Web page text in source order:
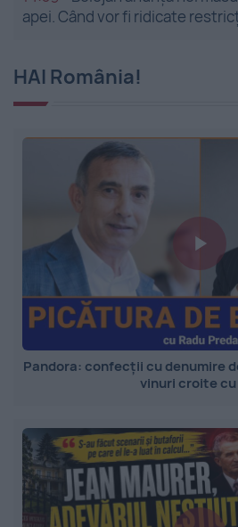
apei. Când vor fi ridicate
HAI România!
Pandora: confecții cu denumire
vinuri croite